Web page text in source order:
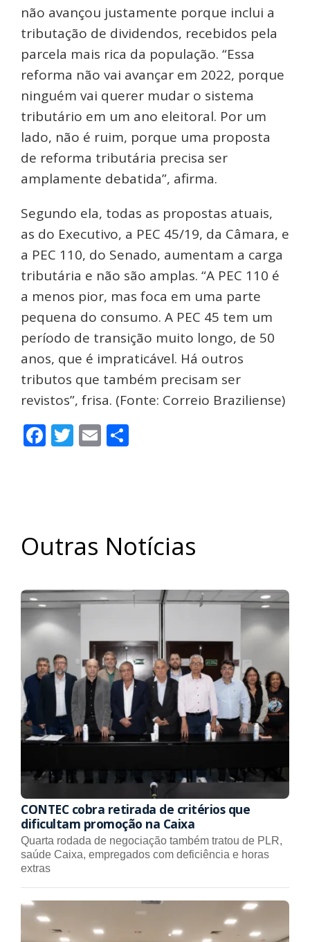
não avançou justamente porque inclui a
tributação de dividendos, recebidos pela
parcela mais rica da população. “Essa
reforma não vai avançar em 2022, porque
ninguém vai querer mudar o sistema
tributário em um ano eleitoral. Por um
lado, não é ruim, porque uma proposta
de reforma tributária precisa ser
amplamente debatida”, afirma.
Segundo ela, todas as propostas atuais,
as do Executivo, a PEC 45/19, da Câmara, e
a PEC 110, do Senado, aumentam a carga
tributária e não são amplas. “A PEC 110 é
a menos pior, mas foca em uma parte
pequena do consumo. A PEC 45 tem um
período de transição muito longo, de 50
anos, que é impraticável. Há outros
tributos que também precisam ser
revistos”, frisa. (Fonte: Correio Braziliense)
Facebook
Twitter
Email
Outras Notícias
CONTEC cobra retirada de critérios que
dificultam promoção na Caixa
Quarta rodada de negociação também tratou de PLR,
saúde Caixa, empregados com deficiência e horas
extras